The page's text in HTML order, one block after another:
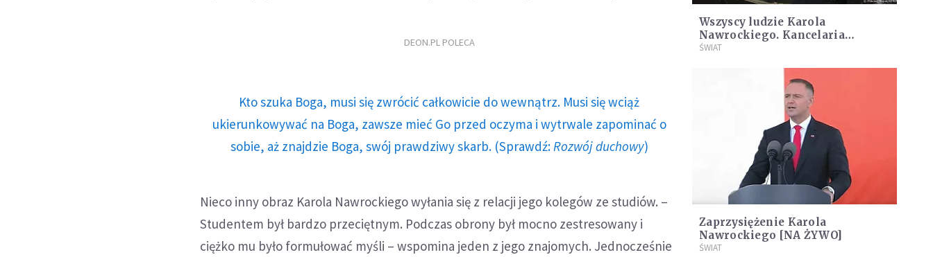
DEON.PL POLECA
Kto szuka Boga, musi się zwrócić całkowicie do wewnątrz. Musi się wciąż
ukierunkowywać na Boga, zawsze mieć Go przed oczyma i wytrwale zapominać o
sobie, aż znajdzie Boga, swój prawdziwy skarb. (Sprawdź: Rozwój duchowy)
Nieco inny obraz Karola Nawrockiego wyłania się z relacji jego kolegów ze studiów. –
Studentem był bardzo przeciętnym. Podczas obrony był mocno zestresowany i
ciężko mu było formułować myśli – wspomina jeden z jego znajomych. Jednocześnie
Wszyscy ludzie Karola
Nawrockiego. Kancelaria
nowego prezydenta [LISTA]
ŚWIAT
Zaprzysiężenie Karola
Nawrockiego [NA ŻYWO]
ŚWIAT